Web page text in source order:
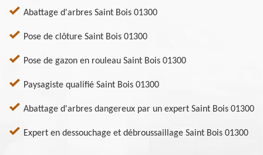
Abattage d'arbres Saint Bois 01300
Pose de clôture Saint Bois 01300
Pose de gazon en rouleau Saint Bois 01300
Paysagiste qualifié Saint Bois 01300
Abattage d'arbres dangereux par un expert Saint Bois 01300
Expert en dessouchage et débroussaillage Saint Bois 01300